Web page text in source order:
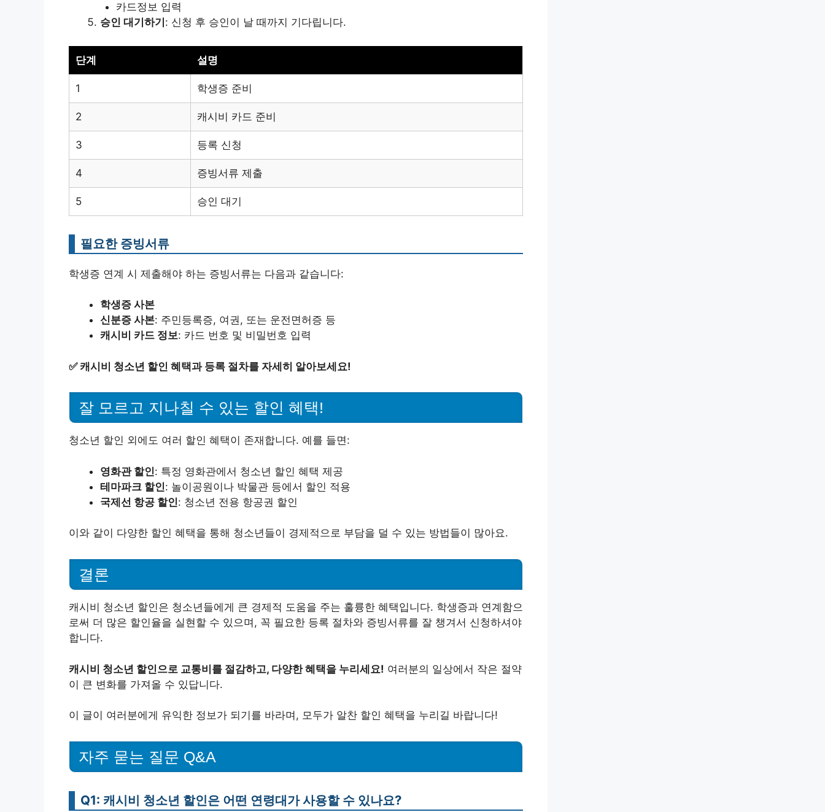
카드정보 입력
승인 대기하기 : 신청 후 승인이 날 때까지 기다립니다.
단계 설명
1 학생증 준비
2 캐시비 카드 준비
3 등록 신청
4 증빙서류 제출
5 승인 대기
필요한 증빙서류
학생증 연계 시 제출해야 하는 증빙서류는 다음과 같습니다:
학생증 사본
신분증 사본: 주민등록증, 여권, 또는 운전면허증 등
캐시비 카드 정보: 카드 번호 및 비밀번호 입력
✅캐시비 청소년 할인 혜택과 등록 절차를 자세히 알아보세요!
잘 모르고 지나칠 수 있는 할인 혜택!
청소년 할인 외에도 여러 할인 혜택이 존재합니다. 예를 들면:
영화관 할인: 특정 영화관에서 청소년 할인 혜택 제공
테마파크 할인: 놀이공원이나 박물관 등에서 할인 적용
국제선 항공 할인: 청소년 전용 항공권 할인
이와 같이 다양한 할인 혜택을 통해 청소년들이 경제적으로 부담을 덜 수 있는 방법들이 많아요.
결론
캐시비 청소년 할인은 청소년들에게 큰 경제적 도움을 주는 훌륭한 혜택입니다. 학생증과 연계함으
로써 더 많은 할인율을 실현할 수 있으며, 꼭 필요한 등록 절차와 증빙서류를 잘 챙겨서 신청하셔야
합니다.
캐시비 청소년 할인으로 교통비를 절감하고, 다양한 혜택을 누리세요! 여러분의 일상에서 작은 절약
이 큰 변화를 가져올 수 있답니다.
이 글이 여러분에게 유익한 정보가 되기를 바라며, 모두가 알찬 할인 혜택을 누리길 바랍니다!
자주 묻는 질문 Q&A
Q1: 캐시비 청소년 할인은 어떤 연령대가 사용할 수 있나요?